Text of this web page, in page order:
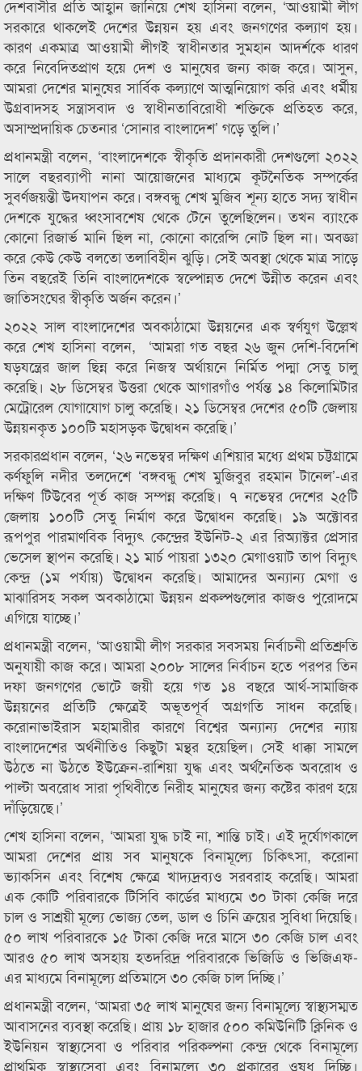
দেশবাসীর প্রতি আহ্বান জানিয়ে শেখ হাসিনা বলেন, ‘আওয়ামী লীগ
সরকারে থাকলেই দেশের উন্নয়ন হয় এবং জনগণের কল্যাণ হয়।
কারণ একমাত্র আওয়ামী লীগই স্বাধীনতার সুমহান আদর্শকে ধারণ
করে নিবেদিতপ্রাণ হয়ে দেশ ও মানুষের জন্য কাজ করে। আসুন,
আমরা দেশের মানুষের সার্বিক কল্যাণে আত্মনিয়োগ করি এবং ধর্মীয়
উগ্রবাদসহ সন্ত্রাসবাদ ও স্বাধীনতাবিরোধী শক্তিকে প্রতিহত করে,
অসাম্প্রদায়িক চেতনার ‘সোনার বাংলাদেশ’ গড়ে তুলি।’
প্রধানমন্ত্রী বলেন, ‘বাংলাদেশকে স্বীকৃতি প্রদানকারী দেশগুলো ২০২২
সালে বছরব্যাপী নানা আয়োজনের মাধ্যমে কূটনৈতিক সম্পর্কের
সুবর্ণজয়ন্তী উদযাপন করে। বঙ্গবন্ধু শেখ মুজিব শূন্য হাতে সদ্য স্বাধীন
দেশকে যুদ্ধের ধ্বংসাবশেষ থেকে টেনে তুলেছিলেন। তখন ব্যাংকে
কোনো রিজার্ভ মানি ছিল না, কোনো কারেন্সি নোট ছিল না। অবজ্ঞা
করে কেউ কেউ বলতো তলাবিহীন ঝুড়ি। সেই অবস্থা থেকে মাত্র সাড়ে
তিন বছরেই তিনি বাংলাদেশকে স্বল্পোন্নত দেশে উন্নীত করেন এবং
জাতিসংঘের স্বীকৃতি অর্জন করেন।’
২০২২ সাল বাংলাদেশের অবকাঠামো উন্নয়নের এক স্বর্ণযুগ উল্লেখ
করে শেখ হাসিনা বলেন, ‘আমরা গত বছর ২৬ জুন দেশি-বিদেশি
ষড়যন্ত্রের জাল ছিন্ন করে নিজস্ব অর্থায়নে নির্মিত পদ্মা সেতু চালু
করেছি। ২৮ ডিসেম্বর উত্তরা থেকে আগারগাঁও পর্যন্ত ১৪ কিলোমিটার
মেট্রোরেল যোগাযোগ চালু করেছি। ২১ ডিসেম্বর দেশের ৫০টি জেলায়
উন্নয়নকৃত ১০০টি মহাসড়ক উদ্বোধন করেছি।’
সরকারপ্রধান বলেন, ‘২৬ নভেম্বর দক্ষিণ এশিয়ার মধ্যে প্রথম চট্টগ্রামে
কর্ণফুলি নদীর তলদেশে ‘বঙ্গবন্ধু শেখ মুজিবুর রহমান টানেল’-এর
দক্ষিণ টিউবের পূর্ত কাজ সম্পন্ন করেছি। ৭ নভেম্বর দেশের ২৫টি
জেলায় ১০০টি সেতু নির্মাণ করে উদ্বোধন করেছি। ১৯ অক্টোবর
রূপপুর পারমাণবিক বিদ্যুৎ কেন্দ্রের ইউনিট-২ এর রিঅ্যাক্টর প্রেসার
ভেসেল স্থাপন করেছি। ২১ মার্চ পায়রা ১৩২০ মেগাওয়াট তাপ বিদ্যুৎ
কেন্দ্র (১ম পর্যায়) উদ্বোধন করেছি। আমাদের অন্যান্য মেগা ও
মাঝারিসহ সকল অবকাঠামো উন্নয়ন প্রকল্পগুলোর কাজও পুরোদমে
এগিয়ে যাচ্ছে।’
প্রধানমন্ত্রী বলেন, ‘আওয়ামী লীগ সরকার সবসময় নির্বাচনী প্রতিশ্রুতি
অনুযায়ী কাজ করে। আমরা ২০০৮ সালের নির্বাচন হতে পরপর তিন
দফা জনগণের ভোটে জয়ী হয়ে গত ১৪ বছরে আর্থ-সামাজিক
উন্নয়নের প্রতিটি ক্ষেত্রেই অভূতপূর্ব অগ্রগতি সাধন করেছি।
করোনাভাইরাস মহামারীর কারণে বিশ্বের অন্যান্য দেশের ন্যায়
বাংলাদেশের অর্থনীতিও কিছুটা মন্থর হয়েছিল। সেই ধাক্কা সামলে
উঠতে না উঠতে ইউক্রেন-রাশিয়া যুদ্ধ এবং অর্থনৈতিক অবরোধ ও
পাল্টা অবরোধ সারা পৃথিবীতে নিরীহ মানুষের জন্য কষ্টের কারণ হয়ে
দাঁড়িয়েছে।’
শেখ হাসিনা বলেন, ‘আমরা যুদ্ধ চাই না, শান্তি চাই। এই দুর্যোগকালে
আমরা দেশের প্রায় সব মানুষকে বিনামূল্যে চিকিৎসা, করোনা
ভ্যাকসিন এবং বিশেষ ক্ষেত্রে খাদ্যদ্রব্যও সরবরাহ করেছি। আমরা
এক কোটি পরিবারকে টিসিবি কার্ডের মাধ্যমে ৩০ টাকা কেজি দরে
চাল ও সাশ্রয়ী মূল্যে ভোজ্য তেল, ডাল ও চিনি ক্রয়ের সুবিধা দিয়েছি।
৫০ লাখ পরিবারকে ১৫ টাকা কেজি দরে মাসে ৩০ কেজি চাল এবং
আরও ৫০ লাখ অসহায় হতদরিদ্র পরিবারকে ভিজিডি ও ভিজিএফ-
এর মাধ্যমে বিনামূল্যে প্রতিমাসে ৩০ কেজি চাল দিচ্ছি।’
প্রধানমন্ত্রী বলেন, ‘আমরা ৩৫ লাখ মানুষের জন্য বিনামূল্যে স্বাস্থ্যসম্মত
আবাসনের ব্যবস্থা করেছি। প্রায় ১৮ হাজার ৫০০ কমিউনিটি ক্লিনিক ও
ইউনিয়ন স্বাস্থ্যসেবা ও পরিবার পরিকল্পনা কেন্দ্র থেকে বিনামূল্যে
প্রাথমিক স্বাস্থ্যসেবা এবং বিনামূল্যে ৩০ প্রকারের ওষুধ দিচ্ছি।